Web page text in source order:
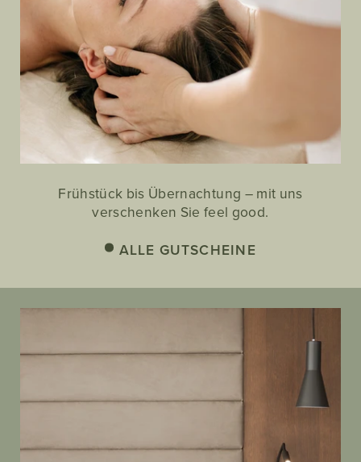
Frühstück bis Übernachtung – mit uns
verschenken Sie feel good.
ALLE GUTSCHEINE